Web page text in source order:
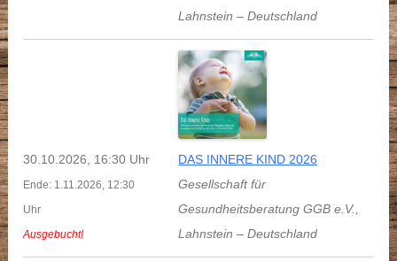
Lahnstein –Deutschland
30.10.2026, 16:30 Uhr
Ende: 1.11.2026, 12:30
Uhr
Ausgebucht!
DAS INNERE KIND 2026
Gesellschaft für
Gesundheitsberatung GGB e.V.,
Lahnstein –Deutschland